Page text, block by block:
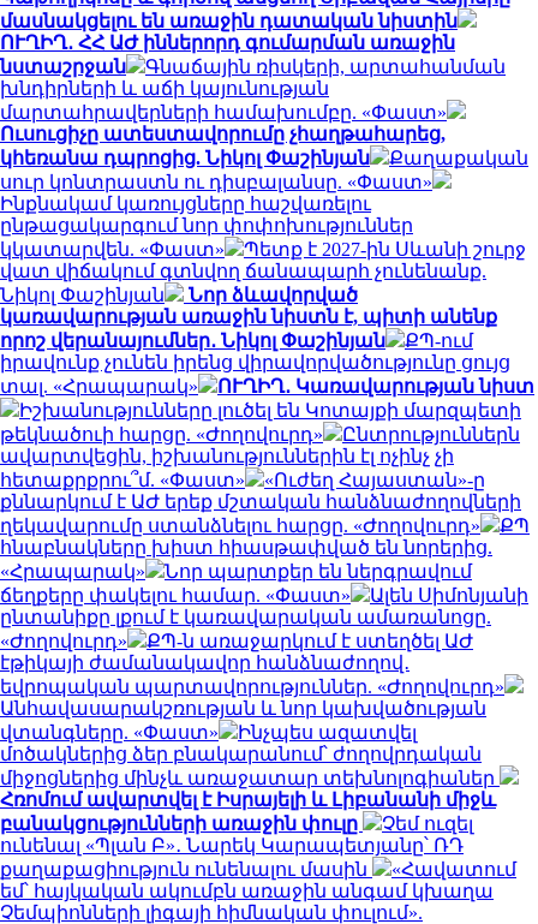
մասնակցելու են առաջին դատական նիստին
ՈՒՂԻՂ․ ՀՀ ԱԺ իններորդ գումարման առաջին
նստաշրջան
Գնաճային ռիսկերի, արտահանման
խնդիրների և աճի կայունության
մարտահրավերների համախումբը. «Փաստ»
Ուսուցիչը ատեստավորումը չհաղթահարեց,
կհեռանա դպրոցից. Նիկոլ Փաշինյան
Քաղաքական
սուր կոնտրաստն ու դիսբալանսը. «Փաստ»
Ինքնակամ կառույցները հաշվառելու
ընթացակարգում նոր փոփոխություններ
կկատարվեն. «Փաստ»
Պետք է 2027-ին Սևանի շուրջ
վատ վիճակում գտնվող ճանապարհ չունենանք.
Նիկոլ Փաշինյան
Նոր ձևավորված
կառավարության առաջին նիստն է, պիտի անենք
որոշ վերանայումներ․ Նիկոլ Փաշինյան
ՔՊ-ում
իրավունք չունեն իրենց վիրավորվածությունը ցույց
տալ. «Հրապարակ»
ՈՒՂԻՂ․ Կառավարության նիստ
Իշխանությունները լուծել են Կոտայքի մարզպետի
թեկնածուի հարցը. «Ժողովուրդ»
Ընտրություններն
ավարտվեցին, իշխանություններին էլ ոչինչ չի
հետաքրքրու՞մ. «Փաստ»
«Ուժեղ Հայաստան»-ը
քննարկում է ԱԺ երեք մշտական հանձնաժողովների
ղեկավարումը ստանձնելու հարցը. «Ժողովուրդ»
ՔՊ
հնաբնակները խիստ հիասթափված են նորերից.
«Հրապարակ»
Նոր պարտքեր են ներգրավում
ճեղքերը փակելու համար. «Փաստ»
Ալեն Սիմոնյանի
ընտանիքը լքում է կառավարական ամառանոցը.
«Ժողովուրդ»
ՔՊ-ն առաջարկում է ստեղծել ԱԺ
էթիկայի ժամանակավոր հանձնաժողով․
եվրոպական պարտավորություններ. «Ժողովուրդ»
Անհավասարակշռության և նոր կախվածության
վտանգները. «Փաստ»
Ինչպես ազատվել
մոծակներից ձեր բնակարանում՝ ժողովրդական
միջոցներից մինչև առաջատար տեխնոլոգիաներ
Հռոմում ավարտվել է Իսրայելի և Լիբանանի միջև
բանակցությունների առաջին փուլը
Չեմ ուզել
ունենալ «Պլան Բ»․ Նարեկ Կարապետյանը՝ ՌԴ
քաղաքացիություն ունենալու մասին
«Հավատում
եմ՝ հայկական ակումբն առաջին անգամ կխաղա
Չեմպիոնների լիգայի հիմնական փուլում».